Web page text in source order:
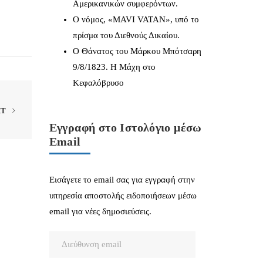
Αμερικανικών συμφερόντων.
Ο νόμος, «MAVI VATAN», υπό το
πρίσμα του Διεθνούς Δικαίου.
Ο Θάνατος του Μάρκου Μπότσαρη
9/8/1823. Η Μάχη στο
Κεφαλόβρυσο
Εγγραφή στο Ιστολόγιο μέσω
Email
Εισάγετε το email σας για εγγραφή στην
υπηρεσία αποστολής ειδοποιήσεων μέσω
email για νέες δημοσιεύσεις.